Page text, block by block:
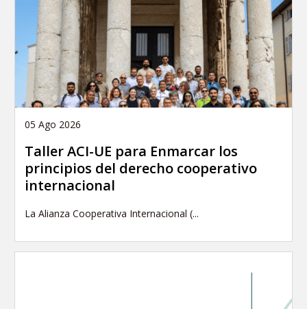
05 Ago 2026
Taller ACI-UE para Enmarcar los
principios del derecho cooperativo
internacional
La Alianza Cooperativa Internacional (...